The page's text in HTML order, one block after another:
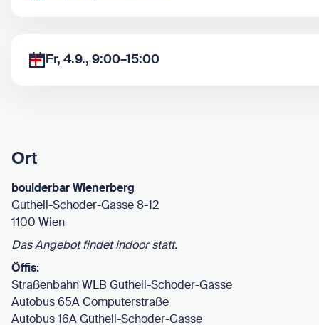
Fr, 4.9., 9:00–15:00
Ort
boulderbar Wienerberg
Gutheil-Schoder-Gasse 8-12
1100 Wien
Das Angebot findet indoor statt.
Öffis:
Straßenbahn WLB Gutheil-Schoder-Gasse
Autobus 65A Computerstraße
Autobus 16A Gutheil-Schoder-Gasse